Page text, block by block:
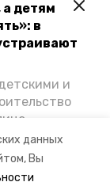
данных
Вы
детям
в
и
корзины
и
к
—